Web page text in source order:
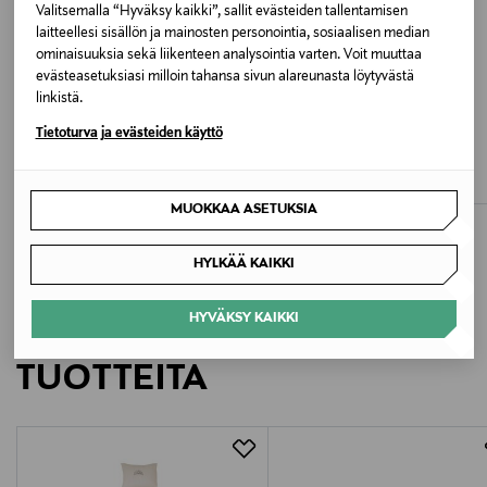
Valitsemalla “Hyväksy kaikki”, sallit evästeiden tallentamisen
laitteellesi sisällön ja mainosten personointia, sosiaalisen median
ominaisuuksia sekä liikenteen analysointia varten. Voit muuttaa
evästeasetuksiasi milloin tahansa sivun alareunasta löytyvästä
linkistä.
Tietoturva ja evästeiden käyttö
MUOKKAA ASETUKSIA
HYLKÄÄ KAIKKI
HYVÄKSY KAIKKI
Väri
LIGHTHOUSE NAVY
Valmistusmaa
Filippiinit
Ralph Lauren Corporation
Valmistajan osoite
JOSEPH RIBKOFF
LISÄÄ KIINNOSTAVIA
TUOTTEITA